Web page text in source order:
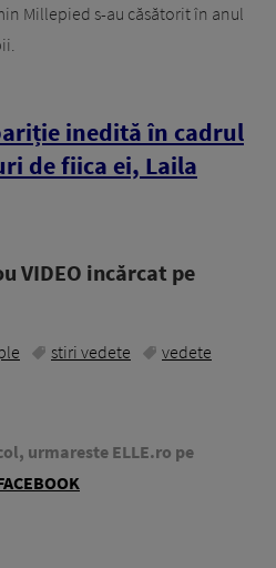
Millepied s-au căsătorit în anul
inedită în cadrul
de fiica ei, Laila
VIDEO incărcat pe
stiri vedete vedete
urmareste ELLE.ro pe